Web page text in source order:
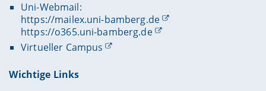
Uni-Webmail:
https://mailex.uni-bamberg.de
https://o365.uni-bamberg.de
Virtueller Campus
Wichtige Links